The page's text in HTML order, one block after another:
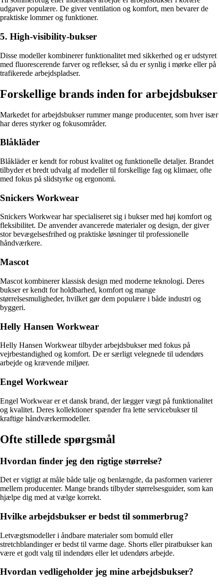
udgaver populære. De giver ventilation og komfort, men bevarer de
praktiske lommer og funktioner.
5. High-visibility-bukser
Disse modeller kombinerer funktionalitet med sikkerhed og er udstyret
med fluorescerende farver og reflekser, så du er synlig i mørke eller på
trafikerede arbejdspladser.
Forskellige brands inden for arbejdsbukser
Markedet for arbejdsbukser rummer mange producenter, som hver især
har deres styrker og fokusområder.
Blåkläder
Blåkläder er kendt for robust kvalitet og funktionelle detaljer. Brandet
tilbyder et bredt udvalg af modeller til forskellige fag og klimaer, ofte
med fokus på slidstyrke og ergonomi.
Snickers Workwear
Snickers Workwear har specialiseret sig i bukser med høj komfort og
fleksibilitet. De anvender avancerede materialer og design, der giver
stor bevægelsesfrihed og praktiske løsninger til professionelle
håndværkere.
Mascot
Mascot kombinerer klassisk design med moderne teknologi. Deres
bukser er kendt for holdbarhed, komfort og mange
størrelsesmuligheder, hvilket gør dem populære i både industri og
byggeri.
Helly Hansen Workwear
Helly Hansen Workwear tilbyder arbejdsbukser med fokus på
vejrbestandighed og komfort. De er særligt velegnede til udendørs
arbejde og krævende miljøer.
Engel Workwear
Engel Workwear er et dansk brand, der lægger vægt på funktionalitet
og kvalitet. Deres kollektioner spænder fra lette servicebukser til
kraftige håndværkermodeller.
Ofte stillede spørgsmål
Hvordan finder jeg den rigtige størrelse?
Det er vigtigt at måle både talje og benlængde, da pasformen varierer
mellem producenter. Mange brands tilbyder størrelsesguider, som kan
hjælpe dig med at vælge korrekt.
Hvilke arbejdsbukser er bedst til sommerbrug?
Letvægtsmodeller i åndbare materialer som bomuld eller
stretchblandinger er bedst til varme dage. Shorts eller piratbukser kan
være et godt valg til indendørs eller let udendørs arbejde.
Hvordan vedligeholder jeg mine arbejdsbukser?